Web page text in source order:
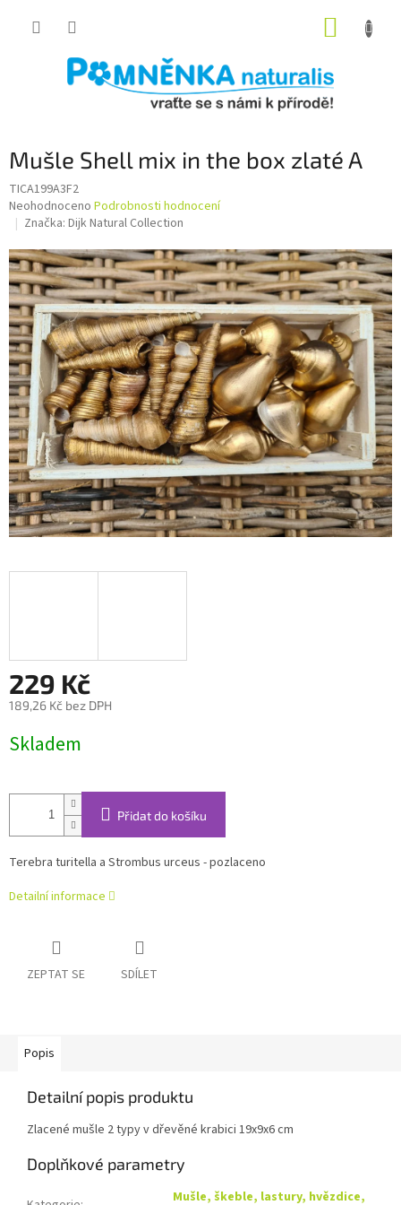
Mušle Shell mix in the box zlaté A
TICA199A3F2
Průměrné
hodnocení
je
0,0
z
5
hvězdiček.
Neohodnoceno Podrobnosti hodnocení
Značka: Dijk Natural Collection
229 Kč
189,26 Kč bez DPH
cena:
Skladem
Přidat do košíku
Terebra turitella a Strombus urceus - pozlaceno
Detailní informace
ZEPTAT SE SDÍLET
Popis
Detailní popis produktu
Zlacené mušle 2 typy v dřevěné krabici 19x9x6 cm
Doplňkové parametry
Mušle, škeble, lastury, hvězdice,